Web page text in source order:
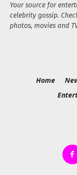
Your source for
celebrity gossip.
photos, movies and
Home